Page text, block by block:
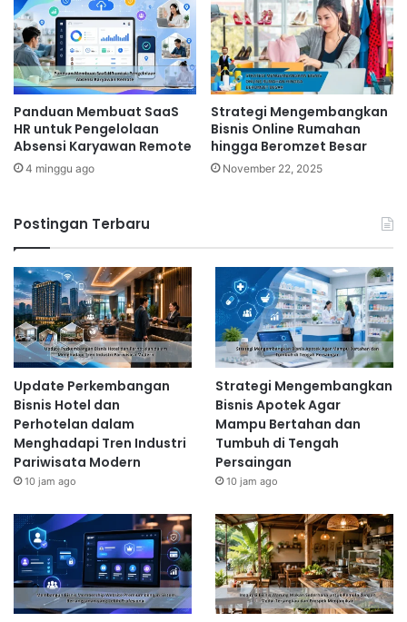
Panduan Membuat SaaS
HR untuk Pengelolaan
Absensi Karyawan Remote
4 minggu ago
Strategi Mengembangkan
Bisnis Online Rumahan
hingga Beromzet Besar
November 22, 2025
Postingan Terbaru
Update Perkembangan
Bisnis Hotel dan
Perhotelan dalam
Menghadapi Tren Industri
Pariwisata Modern
10 jam ago
Strategi Mengembangkan
Bisnis Apotek Agar
Mampu Bertahan dan
Tumbuh di Tengah
Persaingan
10 jam ago